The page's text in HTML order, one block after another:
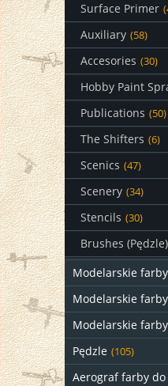
Surface Primer
Auxiliary (58)
Accesories (30)
Hobby Paint
Publications (50)
The Shifters (6)
Scenics (47)
Scenery (34)
Stencils (30)
Brushes (Pędzle)
Modelarskie
Modelarskie
Modelarskie
Pędzle (105)
Aerograf farby